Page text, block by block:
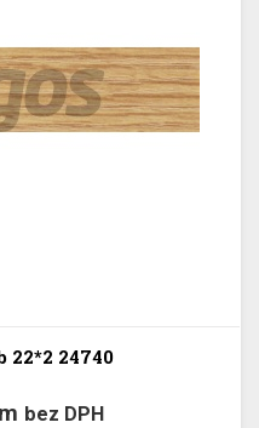
22*2 24740
bez DPH